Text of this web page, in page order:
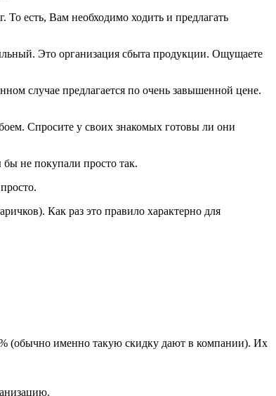
То есть, Вам необходимо ходить и предлагать
Это организация сбыта продукции. Ощущаете
случае предлагается по очень завышенной цене.
Спросите у своих знакомых готовы ли они
не покупали просто так.
Как раз это правило характерно для
(обычно именно такую скидку дают в компании). Их